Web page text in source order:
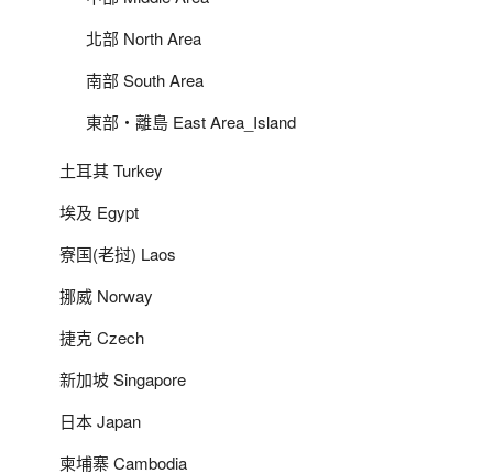
北部 North Area
南部 South Area
東部‧離島 East Area_Island
土耳其 Turkey
埃及 Egypt
寮国(老挝) Laos
挪威 Norway
捷克 Czech
新加坡 Singapore
日本 Japan
柬埔寨 Cambodia